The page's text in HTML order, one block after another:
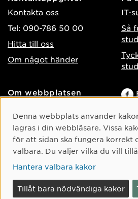
Kontakta oss
Tel: 090-786 50 00
Hitta till oss
Om något händer
IT-
Så
Om webbplatsen
Behandling av
personuppgifter
Hantera kakor
Cookie-samtycke
Denna webbplats använder
lagras i din webbläsare. Vissa
för att sidan ska fungera korrekt
valbara. Du väljer vilka du vill
Hantera valbara kakor
Tillåt bara nödvändiga kakor